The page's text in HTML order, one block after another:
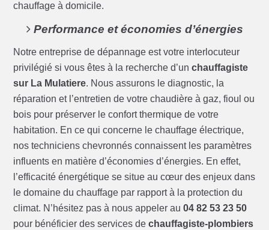
chauffage à domicile.
Performance et économies d’énergies
Notre entreprise de dépannage est votre interlocuteur
privilégié si vous êtes à la recherche d’unchauffagiste
sur La Mulatiere. Nous assurons le diagnostic, la
réparation et l’entretien de votre chaudière à gaz, fioul ou
bois pour préserver le confort thermique de votre
habitation. En ce qui concerne le chauffage électrique,
nos techniciens chevronnés connaissent les paramètres
influents en matière d’économies d’énergies. En effet,
l’efficacité énergétique se situe au cœur des enjeux dans
le domaine du chauffage par rapport à la protection du
climat. N’hésitez pas à nous appeler au04 82 53 23 50
pour bénéficier des services dechauffagiste-plombiers